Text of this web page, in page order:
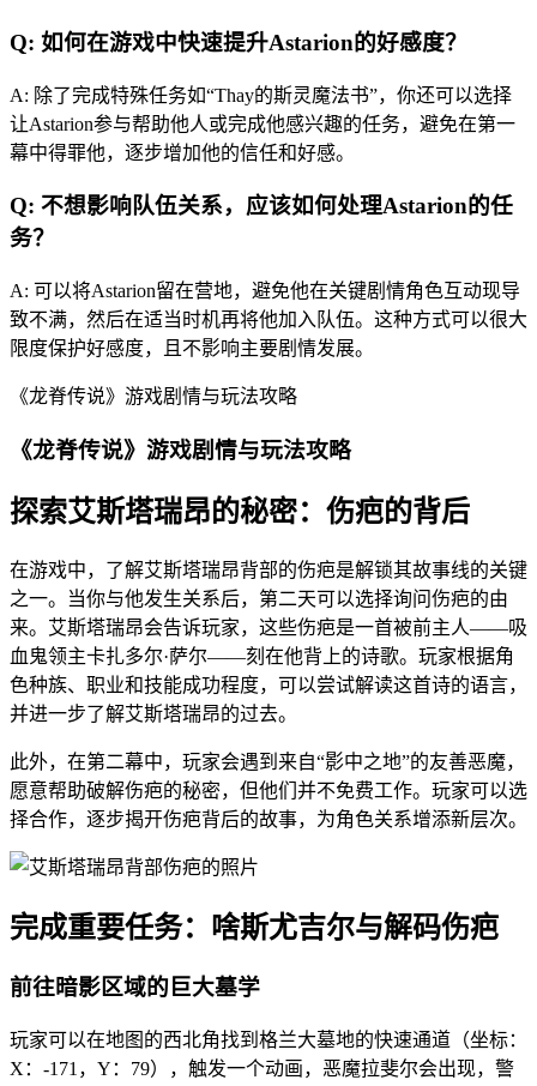
Q: 如何在游戏中快速提升Astarion的好感度？
A: 除了完成特殊任务如“Thay的斯灵魔法书”，你还可以选择
让Astarion参与帮助他人或完成他感兴趣的任务，避免在第一
幕中得罪他，逐步增加他的信任和好感。
Q: 不想影响队伍关系，应该如何处理Astarion的任
务？
A: 可以将Astarion留在营地，避免他在关键剧情角色互动现导
致不满，然后在适当时机再将他加入队伍。这种方式可以很大
限度保护好感度，且不影响主要剧情发展。
《龙脊传说》游戏剧情与玩法攻略
《龙脊传说》游戏剧情与玩法攻略
探索艾斯塔瑞昂的秘密：伤疤的背后
在游戏中，了解艾斯塔瑞昂背部的伤疤是解锁其故事线的关键
之一。当你与他发生关系后，第二天可以选择询问伤疤的由
来。艾斯塔瑞昂会告诉玩家，这些伤疤是一首被前主人——吸
血鬼领主卡扎多尔·萨尔——刻在他背上的诗歌。玩家根据角
色种族、职业和技能成功程度，可以尝试解读这首诗的语言，
并进一步了解艾斯塔瑞昂的过去。
此外，在第二幕中，玩家会遇到来自“影中之地”的友善恶魔，
愿意帮助破解伤疤的秘密，但他们并不免费工作。玩家可以选
择合作，逐步揭开伤疤背后的故事，为角色关系增添新层次。
完成重要任务：啥斯尤吉尔与解码伤疤
前往暗影区域的巨大墓学
玩家可以在地图的西北角找到格兰大墓地的快速通道（坐标：
X：-171，Y：79），触发一个动画，恶魔拉斐尔会出现，警